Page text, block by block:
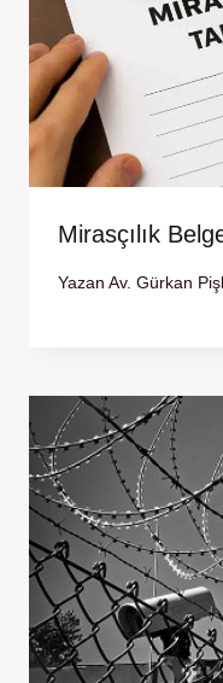
Mirasçılık
Yazan Av. Gürkan